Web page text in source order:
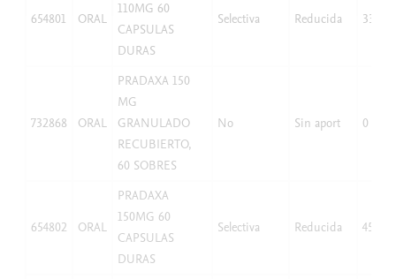
654801 ORAL
110MG 60
CAPSULAS
DURAS
Selectiva Reducida 33,06
732868 ORAL
PRADAXA 150
MG
GRANULADO
RECUBIERTO,
60 SOBRES
No Sin aport 0
654802 ORAL
PRADAXA
150MG 60
CAPSULAS
DURAS
Selectiva Reducida 45,08